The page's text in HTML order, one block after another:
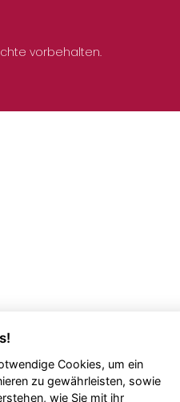
vorbehalten.
Cookies, um ein
zu gewährleisten, sowie
wie Sie mit ihr